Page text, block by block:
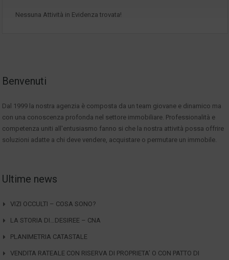
Nessuna Attività in Evidenza trovata!
Benvenuti
Dal 1999 la nostra agenzia è composta da un team giovane e dinamico ma
con una conoscenza profonda nel settore immobiliare. Professionalità e
competenza uniti all'entusiasmo fanno si che la nostra attività possa offrire
soluzioni adatte a chi deve vendere, acquistare o permutare un immobile.
Ultime news
VIZI OCCULTI – COSA SONO?
LA STORIA DI…DESIREE – CNA
PLANIMETRIA CATASTALE
VENDITA RATEALE CON RISERVA DI PROPRIETA’ O CON PATTO DI